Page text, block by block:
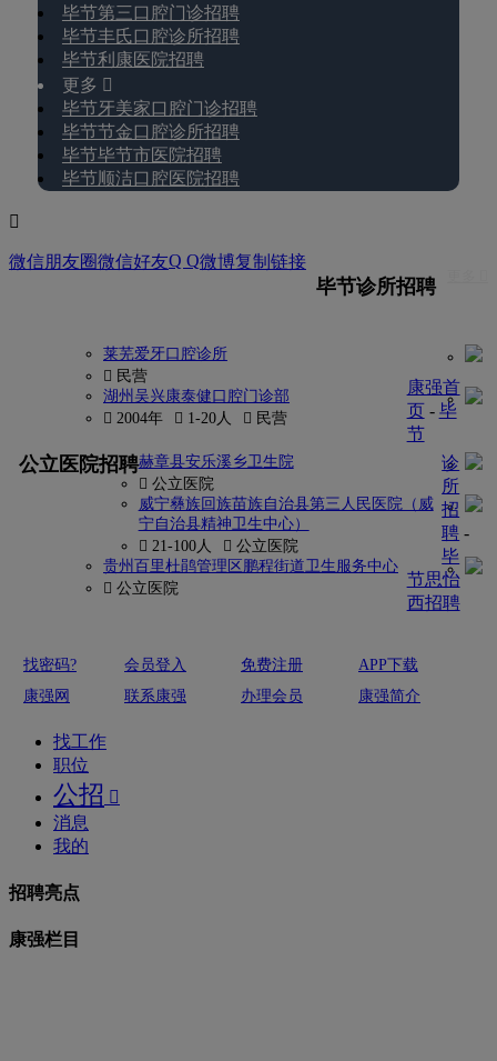
毕节第三口腔门诊招聘
毕节丰氏口腔诊所招聘
毕节利康医院招聘
更多 
毕节牙美家口腔门诊招聘
毕节节金口腔诊所招聘
毕节毕节市医院招聘
毕节顺洁口腔医院招聘

微信朋友圈微信好友Q Q微博复制链接
毕节诊所招聘
莱芜爱牙口腔诊所
 民营
湖州吴兴康泰健口腔门诊部
 2004年
 1-20人  民营
公立医院招聘赫章县安乐溪乡卫生院
 公立医院
威宁彝族回族苗族自治县第三人民医院（威
宁自治县精神卫生中心）
 21-100人
 公立医院
贵州百里杜鹃管理区鹏程街道卫生服务中心
 公立医院
康强首
页- 毕
节
诊
所
招
聘 -
毕
节思怡
西招聘
找密码? 会员登入 免费注册
APP下载
康强网
联系康强 办理会员 康强简介
找工作
职位
公招 
消息
我的
招聘亮点
康强栏目